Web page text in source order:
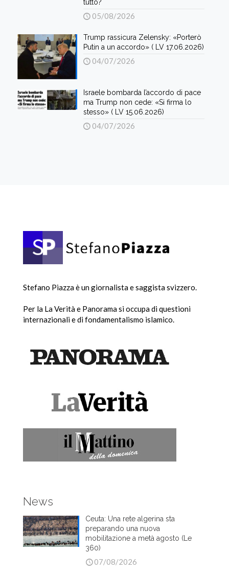
tutto?
05/08/2026
Trump rassicura Zelensky: «Porterò
Putin a un accordo» ( LV 17.06.2026)
04/07/2026
Israele bombarda l’accordo di pace
ma Trump non cede: «Si firma lo
stesso» ( LV 15.06.2026)
04/07/2026
Stefano Piazza è un giornalista e saggista svizzero.
Per la La Verità e Panorama si occupa di questioni
internazionali e di fondamentalismo islamico.
News
Ceuta: Una rete algerina sta
preparando una nuova
mobilitazione a metà agosto (Le
360)
07/08/2026